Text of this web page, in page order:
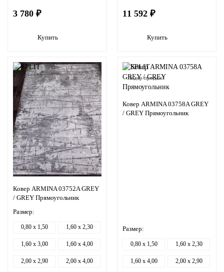
3 780 ₽
Купить
11 592 ₽
Купить
Ковер ARMINA 03752A GREY
/ GREY Прямоугольник
Размер:
0,80 x 1,50 1,60 x 2,30
1,60 x 3,00 1,60 x 4,00
2,00 x 2,90 2,00 x 4,00
Лидер продаж!
Ковер ARMINA 03758A GREY
/ GREY Прямоугольник
Размер:
0,80 x 1,50 1,60 x 2,30
1,60 x 4,00 2,00 x 2,90